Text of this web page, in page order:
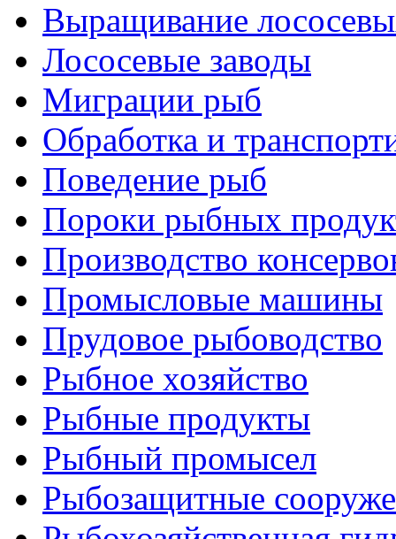
Выращивание
Лососевые заводы
Миграции рыб
Обработка и
Поведение рыб
Пороки рыбных
Производство
Промысловые машины
Прудовое рыбоводство
Рыбное хозяйство
Рыбные продукты
Рыбный промысел
Рыбозащитные